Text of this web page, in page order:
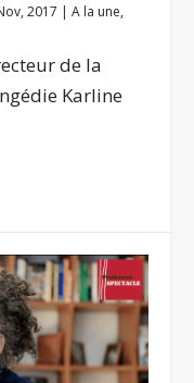
2017 |A la une,
de la
Karline